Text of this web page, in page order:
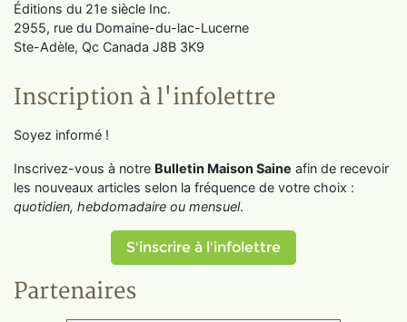
Éditions du 21e siècle Inc.
2955, rue du Domaine-du-lac-Lucerne
Ste-Adèle, Qc Canada J8B 3K9
Inscription à l'infolettre
Soyez informé !
Inscrivez-vous à notre Bulletin Maison Saine afin de recevoir
les nouveaux articles selon la fréquence de votre choix :
quotidien, hebdomadaire ou mensuel.
S'inscrire à l'infolettre
Partenaires